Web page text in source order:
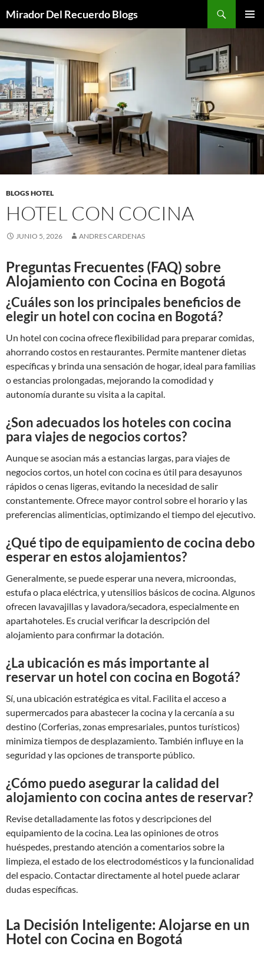
Mirador Del Recuerdo Blogs
BLOGS HOTEL
HOTEL CON COCINA
JUNIO 5, 2026 ANDRES CARDENAS
Preguntas Frecuentes (FAQ) sobre
Alojamiento con Cocina en Bogotá
¿Cuáles son los principales beneficios de
elegir un hotel con cocina en Bogotá?
Un hotel con cocina ofrece flexibilidad para preparar comidas,
ahorrando costos en restaurantes. Permite mantener dietas
específicas y brinda una sensación de hogar, ideal para familias
o estancias prolongadas, mejorando la comodidad y
autonomía durante su visita a la capital.
¿Son adecuados los hoteles con cocina
para viajes de negocios cortos?
Aunque se asocian más a estancias largas, para viajes de
negocios cortos, un hotel con cocina es útil para desayunos
rápidos o cenas ligeras, evitando la necesidad de salir
constantemente. Ofrece mayor control sobre el horario y las
preferencias alimenticias, optimizando el tiempo del ejecutivo.
¿Qué tipo de equipamiento de cocina debo
esperar en estos alojamientos?
Generalmente, se puede esperar una nevera, microondas,
estufa o placa eléctrica, y utensilios básicos de cocina. Algunos
ofrecen lavavajillas y lavadora/secadora, especialmente en
apartahoteles. Es crucial verificar la descripción del
alojamiento para confirmar la dotación.
¿La ubicación es más importante al
reservar un hotel con cocina en Bogotá?
Sí, una ubicación estratégica es vital. Facilita el acceso a
supermercados para abastecer la cocina y la cercanía a su
destino (Corferias, zonas empresariales, puntos turísticos)
minimiza tiempos de desplazamiento. También influye en la
seguridad y las opciones de transporte público.
¿Cómo puedo asegurar la calidad del
alojamiento con cocina antes de reservar?
Revise detalladamente las fotos y descripciones del
equipamiento de la cocina. Lea las opiniones de otros
huéspedes, prestando atención a comentarios sobre la
limpieza, el estado de los electrodomésticos y la funcionalidad
del espacio. Contactar directamente al hotel puede aclarar
dudas específicas.
La Decisión Inteligente: Alojarse en un
Hotel con Cocina en Bogotá